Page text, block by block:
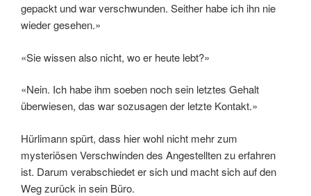
gepackt und war verschwunden. Seither habe ich ihn nie
wieder gesehen.»
«Sie wissen also nicht, wo er heute lebt?»
«Nein. Ich habe ihm soeben noch sein letztes Gehalt
überwiesen, das war sozusagen der letzte Kontakt.»
Hürlimann spürt, dass hier wohl nicht mehr zum
mysteriösen Verschwinden des Angestellten zu erfahren
ist. Darum verabschiedet er sich und macht sich auf den
Weg zurück in sein Büro.